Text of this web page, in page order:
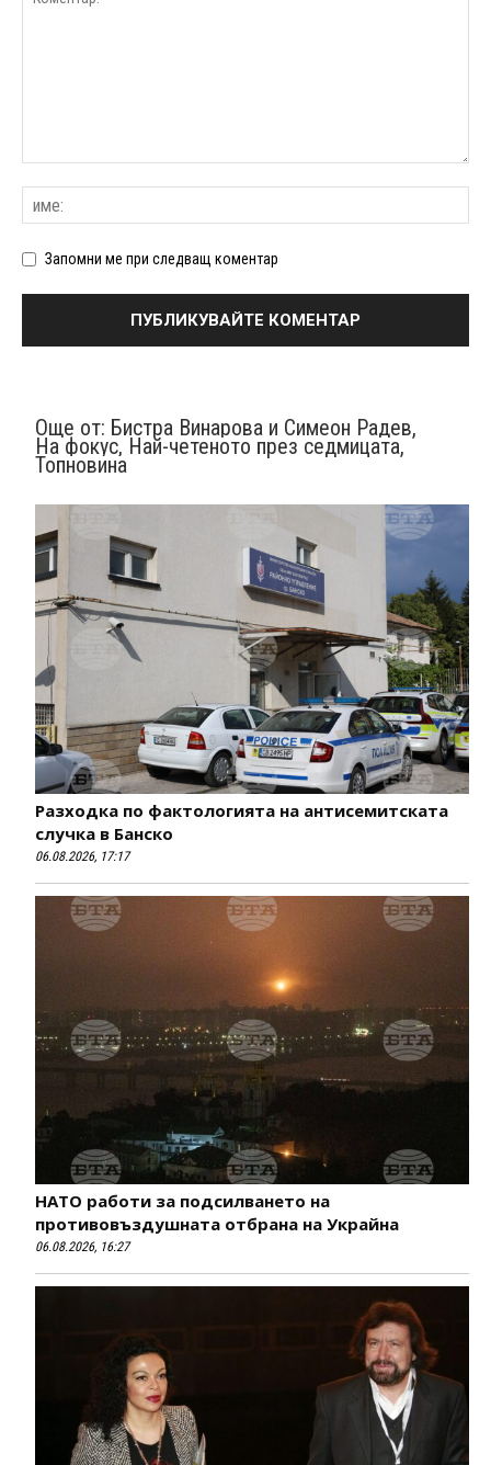
Запомни ме при следващ коментар
Още от: Бистра Винарова и Симеон Радев,
На фокус, Най-четеното през седмицата,
Топновина
Разходка по фактологията на антисемитската
случка в Банско
06.08.2026, 17:17
НАТО работи за подсилването на
противовъздушната отбрана на Украйна
06.08.2026, 16:27